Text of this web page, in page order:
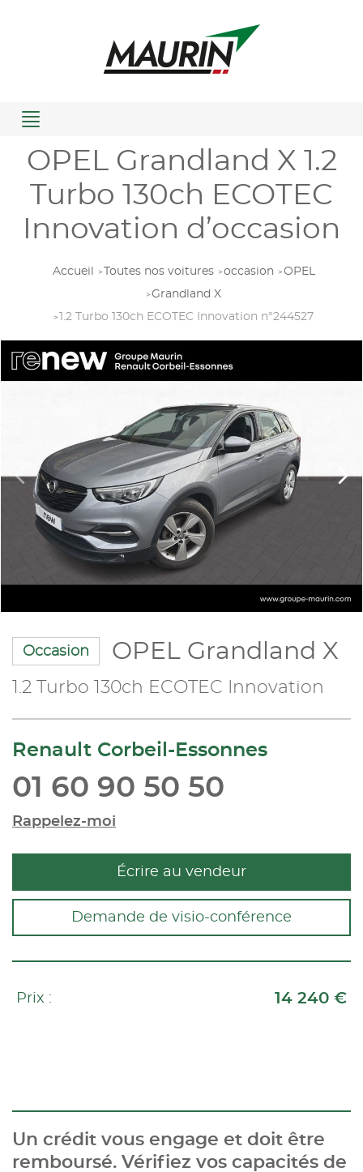
Menu
OPEL Grandland X 1.2
Turbo 130ch ECOTEC
Innovation d’occasion
Accueil Toutes nos voitures occasion
OPEL
Grandland X
1.2 Turbo 130ch ECOTEC Innovation n°244527
Occasion OPEL Grandland X
1.2 Turbo 130ch ECOTEC Innovation
Renault Corbeil-Essonnes
01 60 90 50 50
Rappelez-moi
Écrire au vendeur
Demande de visio-conférence
Prix : 14 240 €
Un crédit vous engage et doit être
remboursé. Vérifiez vos capacités de